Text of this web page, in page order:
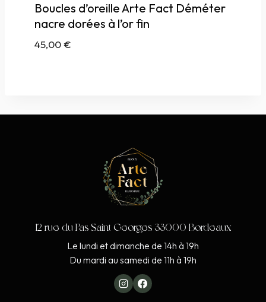
Boucles d’oreille Arte Fact Déméter
nacre dorées à l’or fin
45,00€
12 rue du Pas Saint Georges 33000 Bordeaux
Le lundi et dimanche de 14h à 19h
Du mardi au samedi de 11h à 19h